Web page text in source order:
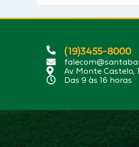
(19)3455-8000
Av. Monte Castelo,
Das 9 às 16 horas